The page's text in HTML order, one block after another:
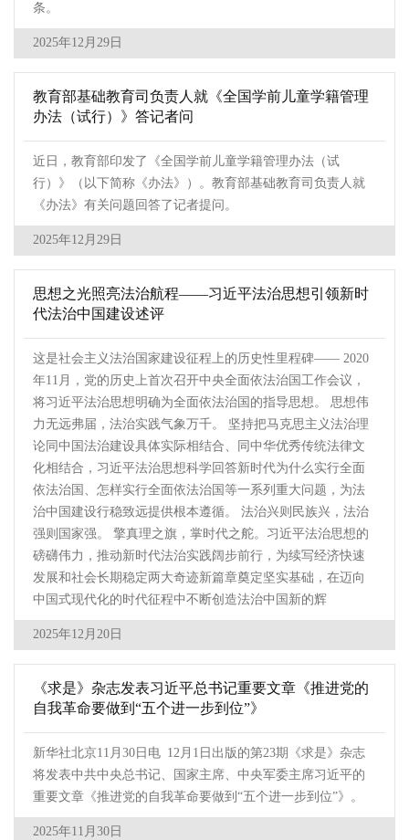
条。
2025年12月29日
教育部基础教育司负责人就《全国学前儿童学籍管理
办法（试行）》答记者问
近日，教育部印发了《全国学前儿童学籍管理办法（试
行）》（以下简称《办法》）。教育部基础教育司负责人就
《办法》有关问题回答了记者提问。
2025年12月29日
思想之光照亮法治航程——习近平法治思想引领新时
代法治中国建设述评
这是社会主义法治国家建设征程上的历史性里程碑—— 2020
年11月，党的历史上首次召开中央全面依法治国工作会议，
将习近平法治思想明确为全面依法治国的指导思想。 思想伟
力无远弗届，法治实践气象万千。 坚持把马克思主义法治理
论同中国法治建设具体实际相结合、同中华优秀传统法律文
化相结合，习近平法治思想科学回答新时代为什么实行全面
依法治国、怎样实行全面依法治国等一系列重大问题，为法
治中国建设行稳致远提供根本遵循。 法治兴则民族兴，法治
强则国家强。 擎真理之旗，掌时代之舵。习近平法治思想的
磅礴伟力，推动新时代法治实践阔步前行，为续写经济快速
发展和社会长期稳定两大奇迹新篇章奠定坚实基础，在迈向
中国式现代化的时代征程中不断创造法治中国新的辉
2025年12月20日
《求是》杂志发表习近平总书记重要文章《推进党的
自我革命要做到“五个进一步到位”》
新华社北京11月30日电 12月1日出版的第23期《求是》杂志
将发表中共中央总书记、国家主席、中央军委主席习近平的
重要文章《推进党的自我革命要做到“五个进一步到位”》。
2025年11月30日